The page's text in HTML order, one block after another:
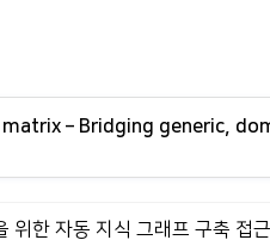
– Bridging generic,
위한 자동 지식 그래프 구축 접